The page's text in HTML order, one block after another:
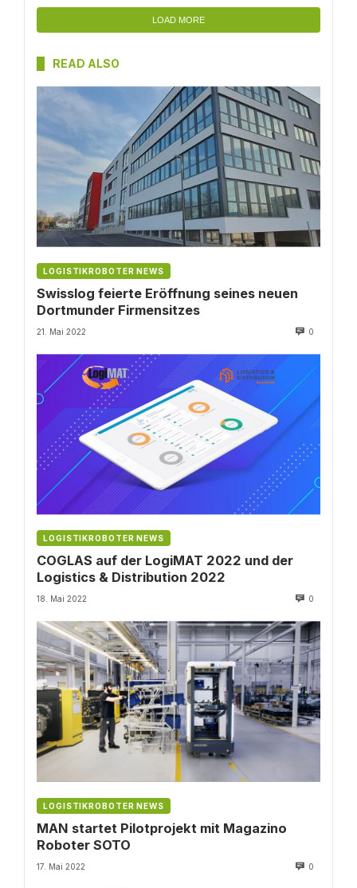
LOAD MORE
READ ALSO
LOGISTIKROBOTER NEWS
Swisslog feierte Eröffnung seines neuen
Dortmunder Firmensitzes
21. Mai 2022 0
LOGISTIKROBOTER NEWS
COGLAS auf der LogiMAT 2022 und der
Logistics & Distribution 2022
18. Mai 2022 0
LOGISTIKROBOTER NEWS
MAN startet Pilotprojekt mit Magazino
Roboter SOTO
17. Mai 2022 0